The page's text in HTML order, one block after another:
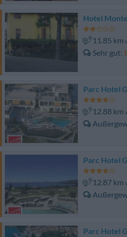
Hotel
11.85 km
Sehr gut
Parc Hotel
12.88 km
Parc Hotel
12.87 km
Parc Hotel